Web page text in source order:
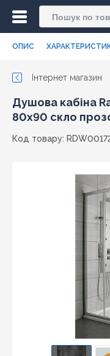
ОПИС
Інтернет магазин
Душова кабіна
80x90 скло
Код товару: